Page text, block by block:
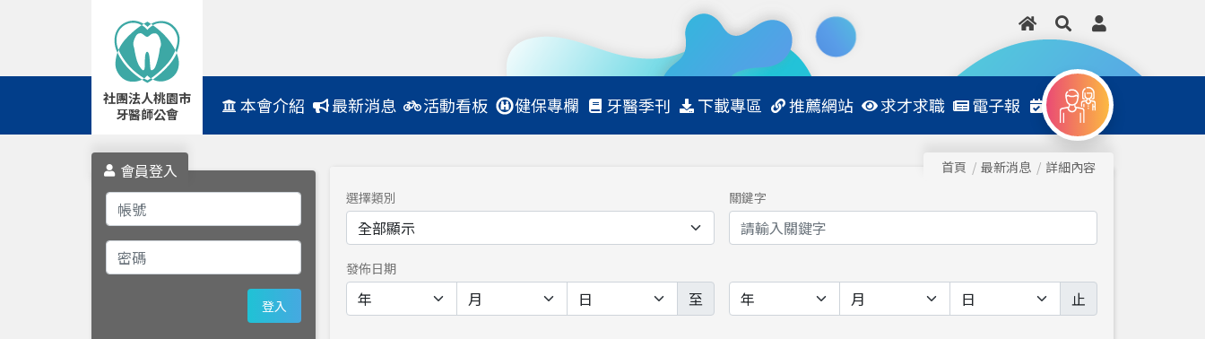
社團法人桃園市
牙醫師公會
Navbar 本會介紹 最新消息 活動看板 健保專欄 牙醫季刊 下載專區 推薦網站 求才求職 電子報 日程表
會員登入
登入
首頁 最新消息
詳細內容
選擇類別
關鍵字
發佈日期
至 止